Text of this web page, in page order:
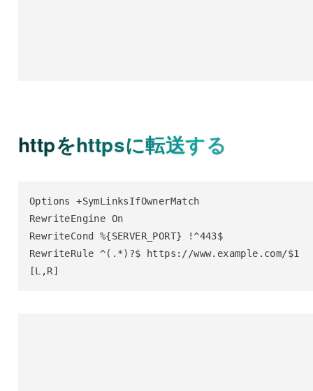
httpをhttpsに転送する
Options +SymLinksIfOwnerMatch
RewriteEngine On
RewriteCond %{SERVER_PORT} !^443$
RewriteRule ^(.*)?$ https://www.example.com/$1
[L,R]